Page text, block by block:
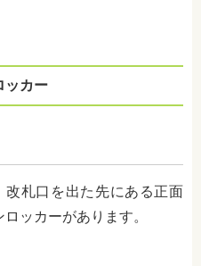
ッカー
札口を出た先にある正面
ッカーがあります。